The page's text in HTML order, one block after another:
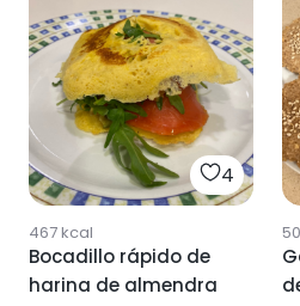
4
467kcal
Bocadillo rápido de
harina de almendra